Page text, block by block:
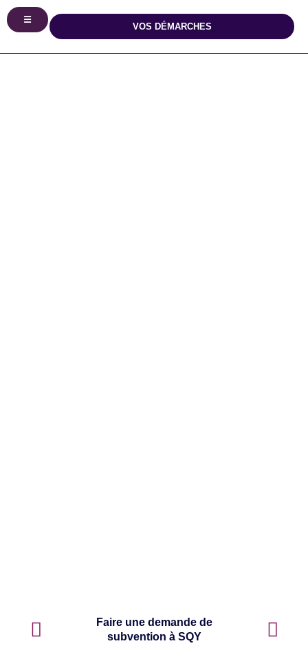
principal
☰
VOS DÉMARCHES
Consulter l'annuaire